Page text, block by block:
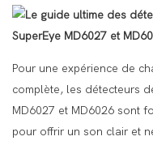
Pour une expérience de
complète, les détecteurs
MD6027 et MD6026 sont
pour offrir un son clair et